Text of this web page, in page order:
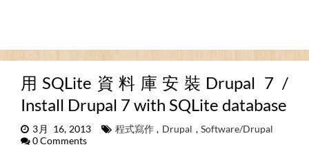
用SQLite資料庫安裝Drupal 7 /
Install Drupal 7 with SQLite database
3月 16, 2013 程式寫作, Drupal ,Software/Drupal
0 Comments